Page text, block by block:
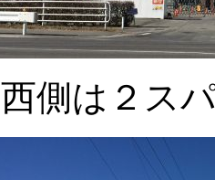
西側は２ス